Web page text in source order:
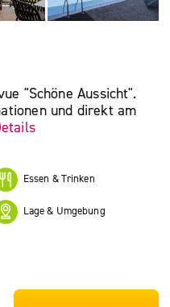
"Schöne Aussicht".
und direkt am
Essen & Trinken
Lage & Umgebung